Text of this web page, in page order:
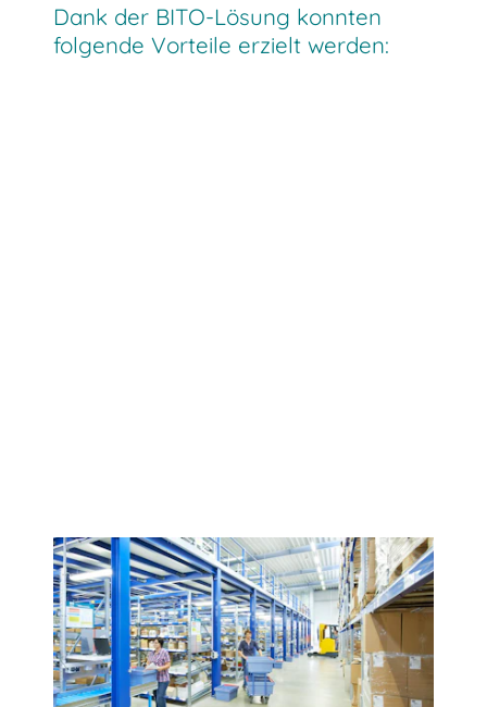
Dank der BITO-Lösung konnten
folgende Vorteile erzielt werden: